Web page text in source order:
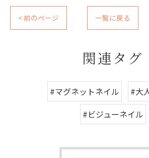
< 前のページ 一覧に戻る
関連タグ
#マグネットネイル
#大
#ビジューネイル